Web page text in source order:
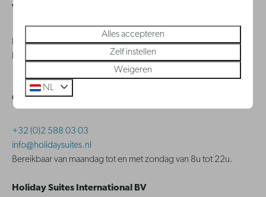
Veelgestelde vragen
Heb je een vraag? Bezoek dan zeker onzeklantenservicewaar je
hopelijk snel een antwoord vindt.
Contact
+32 (0)2 588 03 03
info@holidaysuites.nl
Bereikbaar van maandag tot en met zondag van 8u tot 22u.
Holiday Suites International BV
Alles accepteren
Zelf instellen
Weigeren
NL